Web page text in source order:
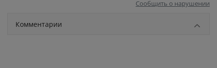
Сообщить о нарушении
Комментарии